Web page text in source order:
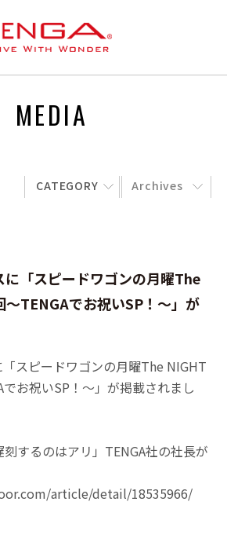
MEDIA
CATEGORY Archives
「スピードワゴンの月曜The
TENGAでお祝いSP！～」が
スピードワゴンの月曜The NIGHT
お祝いSP！～」が掲載されまし
刻するのはアリ」TENGA社の社長が
article/detail/18535966/